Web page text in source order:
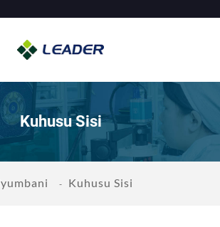
Kuhusu Sisi
Kuhusu Sisi